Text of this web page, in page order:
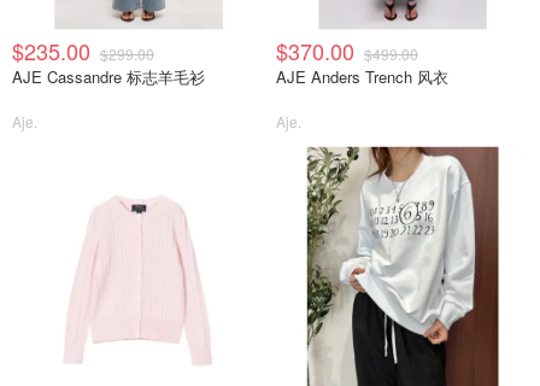
$235.00 $299.00
AJE Cassandre 标志羊毛衫
Aje.
$370.00 $499.00
AJE Anders Trench 风衣
Aje.